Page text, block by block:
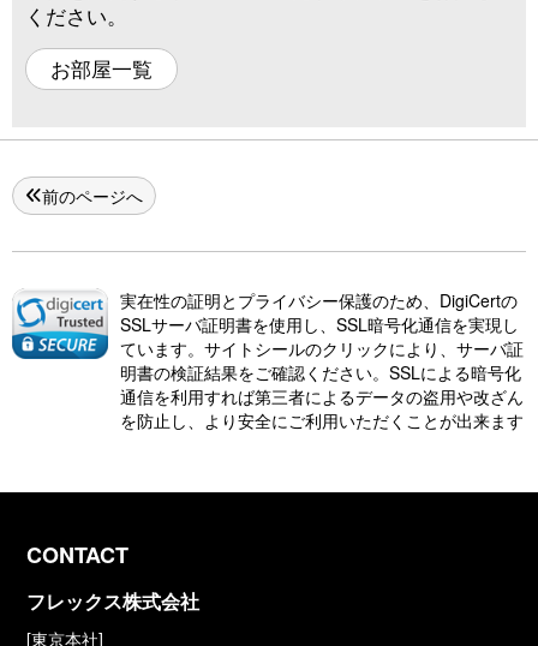
ください。
お部屋一覧
前のページへ
実在性の証明とプライバシー保護のため、DigiCertの
SSLサーバ証明書を使用し、SSL暗号化通信を実現し
ています。サイトシールのクリックにより、サーバ証
明書の検証結果をご確認ください。SSLによる暗号化
通信を利用すれば第三者によるデータの盗用や改ざん
を防止し、より安全にご利用いただくことが出来ます
CONTACT
フレックス株式会社
[東京本社]